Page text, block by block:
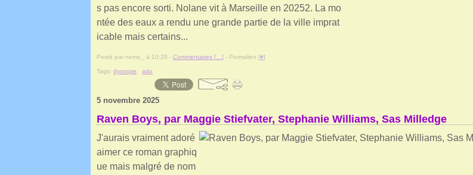
s pas encore sorti. Nolane vit à Marseille en 20252. La mo
ntée des eaux a rendu une grande partie de la ville imprat
icable mais certains...
Posté par nemo_ à 10:20 - Commentaires [ ] - Permalien [#]
Tags: dystopie ado
5 novembre 2025
Raven Boys, par Maggie Stiefvater, Stephanie Williams, Sas Milledge
J'aurais vraiment adoré
aimer ce roman graphiq
ue mais malgré de nom